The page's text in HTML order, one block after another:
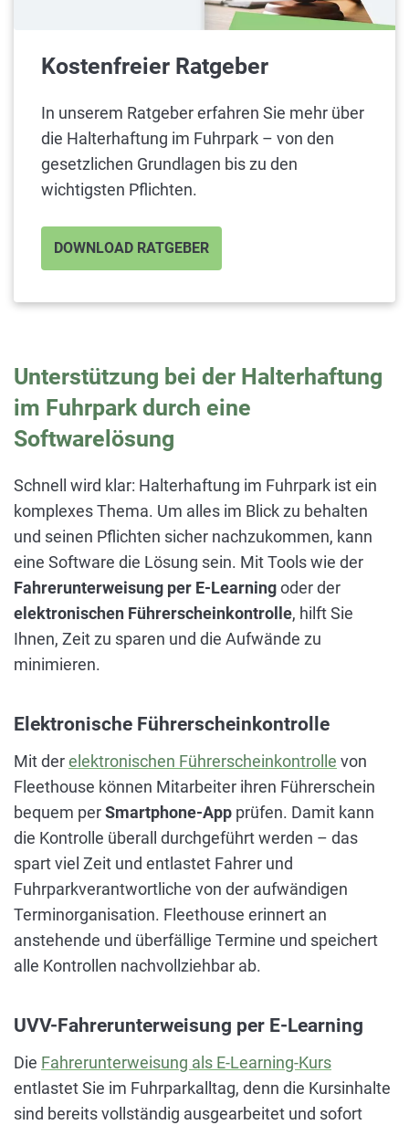
Kostenfreier Ratgeber
In unserem Ratgeber erfahren Sie mehr über
die Halterhaftung im Fuhrpark – von den
gesetzlichen Grundlagen bis zu den
wichtigsten Pflichten.
DOWNLOAD RATGEBER
Unterstützung bei der Halterhaftung
im Fuhrpark durch eine
Softwarelösung
Schnell wird klar: Halterhaftung im Fuhrpark ist ein
komplexes Thema. Um alles im Blick zu behalten
und seinen Pflichten sicher nachzukommen, kann
eine Software die Lösung sein. Mit Tools wie der
Fahrerunterweisung per E-Learningoder der
elektronischen Führerscheinkontrolle, hilft Sie
Ihnen, Zeit zu sparen und die Aufwände zu
minimieren.
Elektronische Führerscheinkontrolle
Mit derelektronischen Führerscheinkontrolle von
Fleethouse können Mitarbeiter ihren Führerschein
bequem perSmartphone-App prüfen. Damit kann
die Kontrolle überall durchgeführt werden – das
spart viel Zeit und entlastet Fahrer und
Fuhrparkverantwortliche von der aufwändigen
Terminorganisation. Fleethouse erinnert an
anstehende und überfällige Termine und speichert
alle Kontrollen nachvollziehbar ab.
UVV-Fahrerunterweisung per E-Learning
Die Fahrerunterweisung als E-Learning-Kurs
entlastet Sie im Fuhrparkalltag, denn die Kursinhalte
sind bereits vollständig ausgearbeitet und sofort